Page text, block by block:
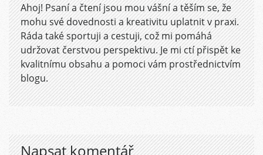
Ahoj! Psaní a čtení jsou mou vášní a těším se, že
mohu své dovednosti a kreativitu uplatnit v praxi.
Ráda také sportuji a cestuji, což mi pomáhá
udržovat čerstvou perspektivu. Je mi ctí přispět ke
kvalitnímu obsahu a pomoci vám prostřednictvím
blogu.
Napsat komentář